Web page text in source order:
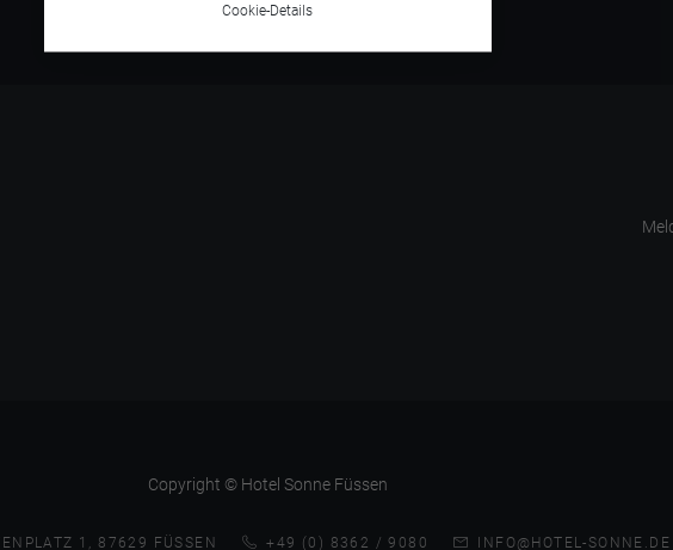
Copyright © Hotel Sonne Füssen
1, 87629 FÜSSEN +49 (0) 8362 / 9080 INFO@HOTEL-SONNE.DE
Cookie-Details